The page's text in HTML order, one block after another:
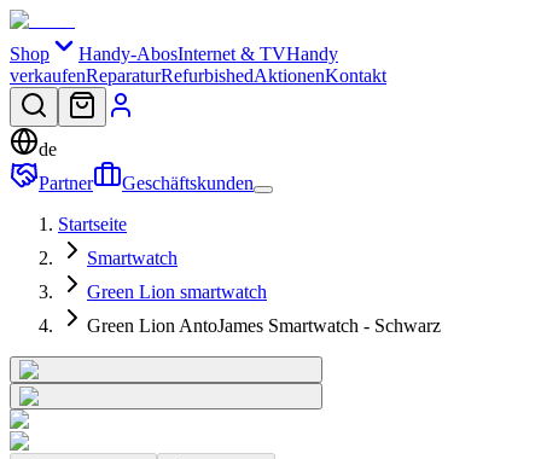
Shop Handy-AbosInternet & TVHandy
verkaufenReparaturRefurbishedAktionenKontakt
de
Partner
Geschäftskunden
Startseite
Smartwatch
Green Lion smartwatch
Green Lion AntoJames Smartwatch - Schwarz